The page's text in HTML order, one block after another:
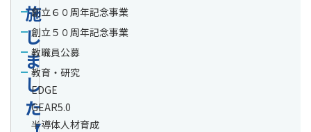
施
し
ま
し
た
創立６０周年記念事業
創立５０周年記念事業
教職員公募
教育・研究
EDGE
GEAR5.0
半導体人材育成